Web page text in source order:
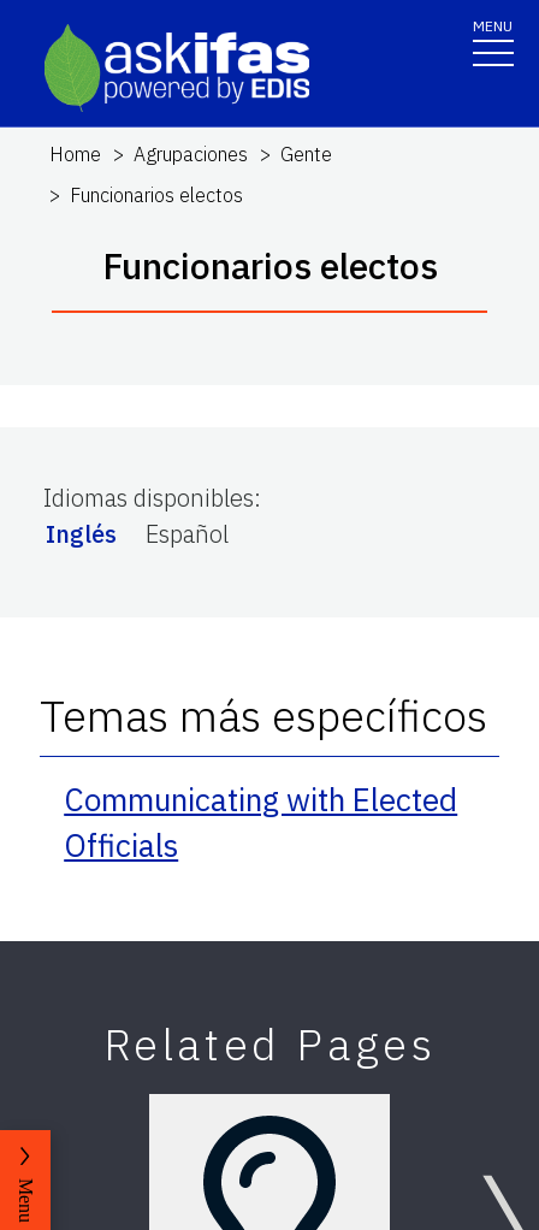
MENU
Home Agrupaciones
Gente
Funcionarios electos
Funcionarios electos
Idiomas disponibles:
Inglés
Español
Temas más específicos
Communicating with Elected
Officials
Related Pages
Menu